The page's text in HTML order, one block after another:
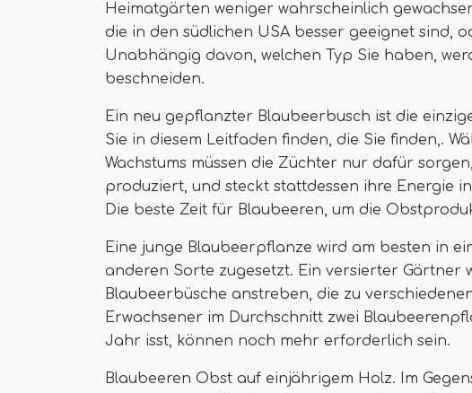
Heimatgärten weniger wahrscheinlich
die in den südlichen USA besser geeignet sind,
Unabhängig davon, welchen Typ Sie haben,
beschneiden.
Ein neu gepflanzter Blaubeerbusch ist die
Sie in diesem Leitfaden finden, die Sie finden,.
Wachstums müssen die Züchter nur dafür
produziert, und steckt stattdessen ihre Energie
Die beste Zeit für Blaubeeren, um die
Eine junge Blaubeerpflanze wird am besten in
anderen Sorte zugesetzt. Ein versierter Gärtner
Blaubeerbüsche anstreben, die zu
Erwachsener im Durchschnitt zwei
Jahr isst, können noch mehr erforderlich sein.
Blaubeeren Obst auf einjährigem Holz. Im